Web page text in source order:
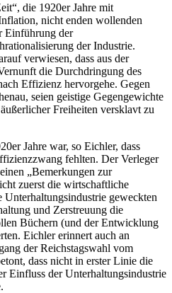
die 1920er Jahre mit
nicht enden wollenden
Einführung der
der Industrie.
verwiesen, dass aus der
die Durchdringung des
Effizienz hervorgehe. Gegen
seien geistige Gegengewichte
Freiheiten versklavt zu
Jahre war, so Eichler, dass
fehlten. Der Verleger
„Bemerkungen zur
zuerst die wirtschaftliche
geweckten
und Zerstreuung die
Büchern (und der Entwicklung
Eichler erinnert auch an
der Reichstagswahl vom
dass nicht in erster Linie die
Einfluss der Unterhaltungsindustrie